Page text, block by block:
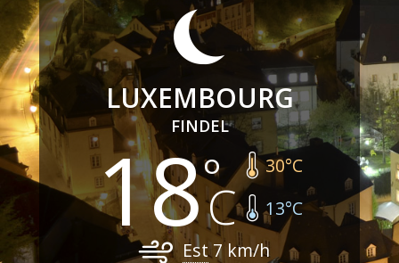
LUXEMBOURG
FINDEL
18 30°C
13°C
Est7 km/h